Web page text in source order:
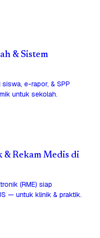
& Sistem
e-rapor, & SPP
untuk sekolah.
& Rekam Medis di
(RME) siap
— untuk klinik & praktik.